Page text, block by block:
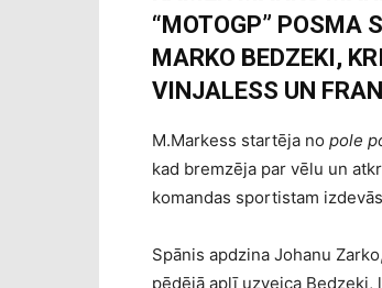
“MOTOGP” POSMA
MARKO BEDZEKI,
VINJALESS UN
M.Markess startēja no pole
kad bremzēja par vēlu un
komandas sportistam
Spānis apdzina Johanu
pēdējā aplī uzveica Bedzeki,